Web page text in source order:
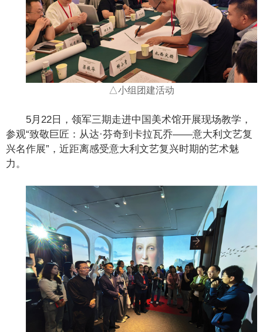
△小组团建活动
5月22日，领军三期走进中国美术馆开展现场教学，
参观“致敬巨匠：从达·芬奇到卡拉瓦乔——意大利文艺复
兴名作展”，近距离感受意大利文艺复兴时期的艺术魅
力。